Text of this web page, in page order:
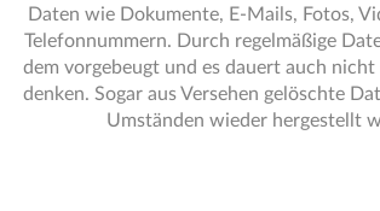
Daten wie Dokumente, E-Mails, Fotos,
Telefonnummern. Durch regelmäßige
dem vorgebeugt und es dauert auch nicht
denken. Sogar aus Versehen gelöschte
Umständen wieder hergestellt